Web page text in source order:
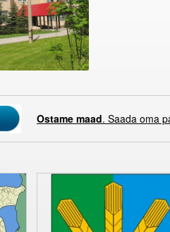
Ostame maad. Saada oma